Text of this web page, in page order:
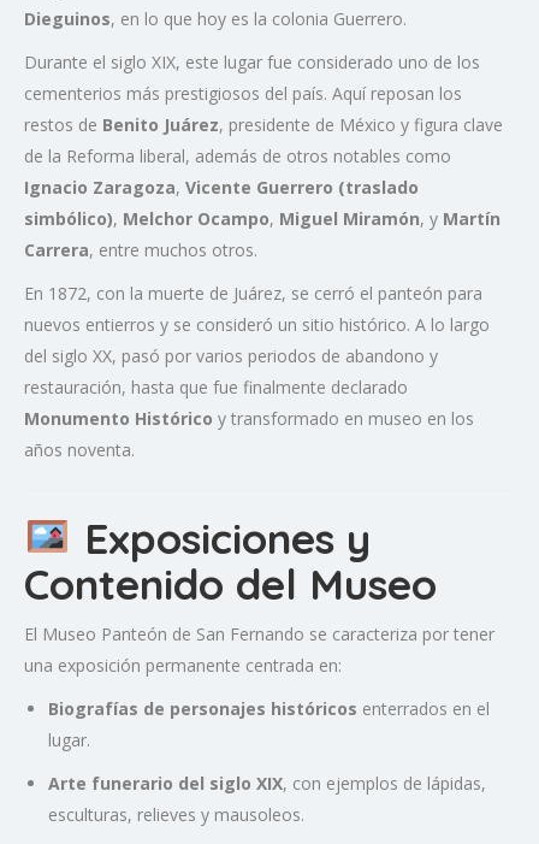
Dieguinos, en lo que hoy es la colonia Guerrero.
Durante el siglo XIX, este lugar fue considerado uno de los
cementerios más prestigiosos del país. Aquí reposan los
restos de Benito Juárez, presidente de México y figura clave
de la Reforma liberal, además de otros notables como
Ignacio Zaragoza, Vicente Guerrero (traslado
simbólico), Melchor Ocampo, Miguel Miramón, y Martín
Carrera, entre muchos otros.
En 1872, con la muerte de Juárez, se cerró el panteón para
nuevos entierros y se consideró un sitio histórico. A lo largo
del siglo XX, pasó por varios periodos de abandono y
restauración, hasta que fue finalmente declarado
Monumento Histórico y transformado en museo en los
años noventa.
Exposiciones y
Contenido del Museo
El Museo Panteón de San Fernando se caracteriza por tener
una exposición permanente centrada en:
Biografías de personajes históricos enterrados en el
lugar.
Arte funerario del siglo XIX, con ejemplos de lápidas,
esculturas, relieves y mausoleos.